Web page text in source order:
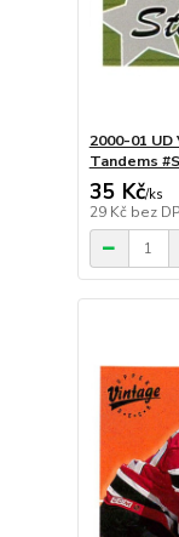
2000-01
Tandems
35 Kč/ks
29 Kč bez